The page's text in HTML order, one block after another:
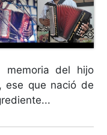
del hijo
ese que nació de